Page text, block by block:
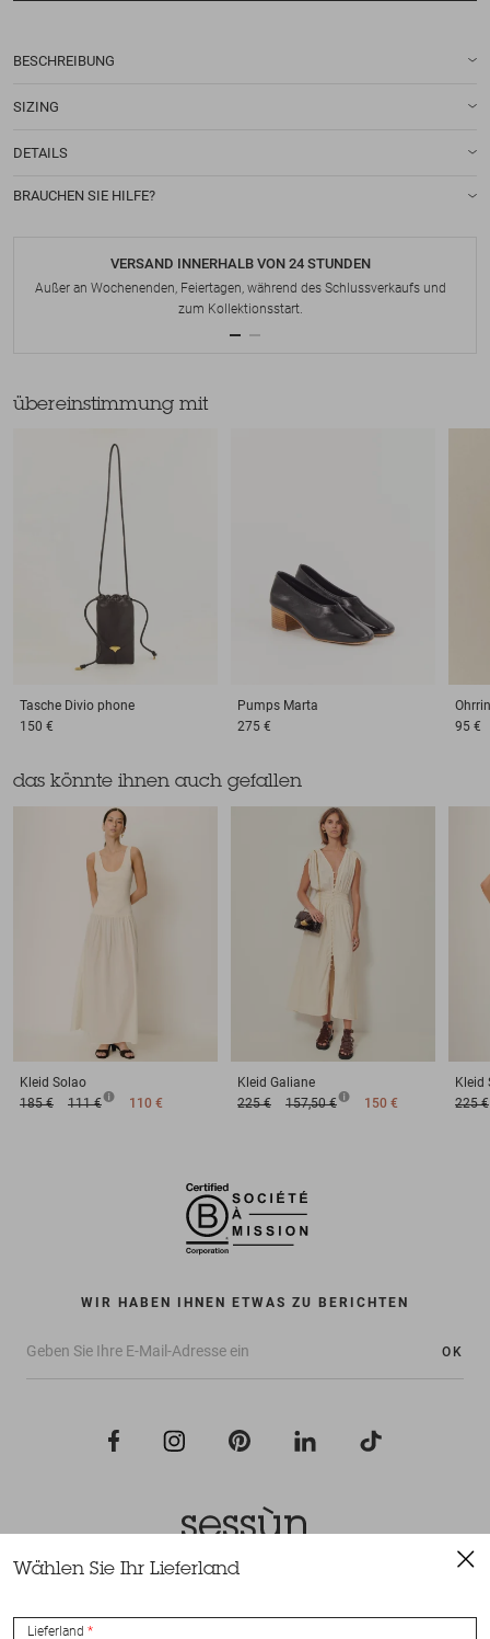
BESCHREIBUNG
SIZING
DETAILS
BRAUCHEN SIE HILFE?
VERSAND INNERHALB VON 24 STUNDEN
Außer an Wochenenden, Feiertagen, während des Schlussverkaufs und
zum Kollektionsstart.
übereinstimmung mit
Tasche Divio phone
150 €
Pumps Marta
275 €
95 €
das könnte ihnen auch gefallen
Kleid Solao
185 €
111 € 110 €
Kleid Galiane
225 €
157,50 € 150 €
Kleid
225 €
WIR HABEN IHNEN ETWAS ZU BERICHTEN
OK
Wählen Sie Ihr Lieferland
Lieferland